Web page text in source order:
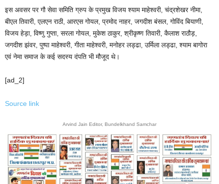
इस अवसर पर गौ सेवा समिति ग्रुप के प्रमुख विजय श्याम माहेश्वरी, चंद्रशेखर नीमा,
बीएल तिवारी, एलएन राठी, आरएस गोयल, प्रमोद नाहर, जगदीश बंसल, गोविंद बियाणी,
विजय हेड़ा, विष्णु गुप्ता, सरला गोयल, मुकेश ठाकुर, श्रीकृष्ण तिवारी, कैलाश राठौड़,
जगदीश झंवर, पुष्पा माहेश्वरी, गीता माहेश्वरी, मनोहर लड्ढा, उर्मिला लड्ढा, श्याम बागोरा
एवं नेमा समाज के कई सदस्य दंपति भी मौजूद थे।
[ad_2]
Source link
Arvind Jain Editor, Bundelkhand Samchar